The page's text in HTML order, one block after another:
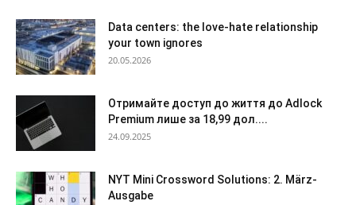
Data centers: the love-hate relationship
your town ignores
20.05.2026
Отримайте доступ до життя до Adlock
Premium лише за 18,99 дол....
24.09.2025
NYT Mini Crossword Solutions: 2. März-
Ausgabe